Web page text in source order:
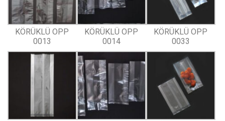
KÖRÜKLÜ OPP
0013
KÖRÜKLÜ OPP
0014
KÖRÜKLÜ OPP
0033